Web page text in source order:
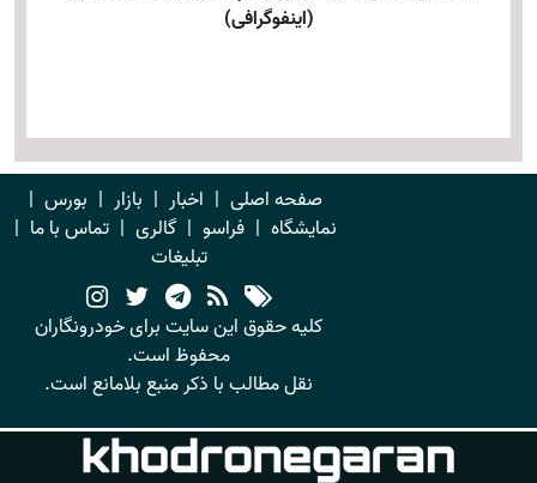
(اینفوگرافی)
صفحه اصلی | اخبار | بازار | بورس |
نمایشگاه | فراسو | گالری | تماس با ما |
تبلیغات
کلیه حقوق این سایت برای خودرونگاران
محفوظ است.
نقل مطالب با ذکر منبع بلامانع است.